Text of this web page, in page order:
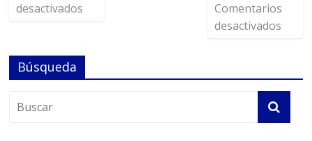
desactivados
Comentarios
desactivados
Búsqueda